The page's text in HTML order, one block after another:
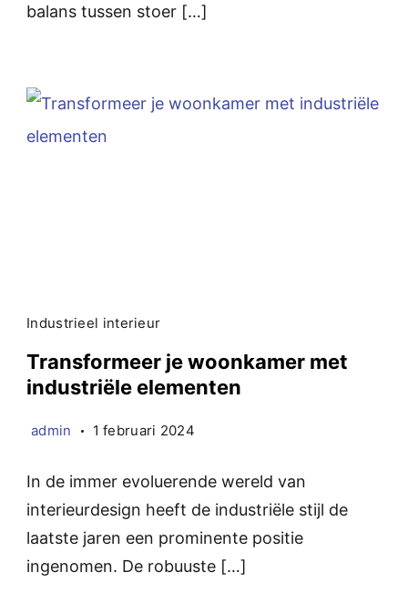
balans tussen stoer […]
Industrieel interieur
Transformeer je woonkamer met
industriële elementen
admin 1 februari 2024
In de immer evoluerende wereld van
interieurdesign heeft de industriële stijl de
laatste jaren een prominente positie
ingenomen. De robuuste […]